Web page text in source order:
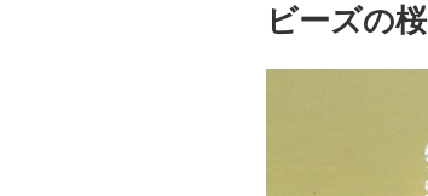
日:
ビーズの桜